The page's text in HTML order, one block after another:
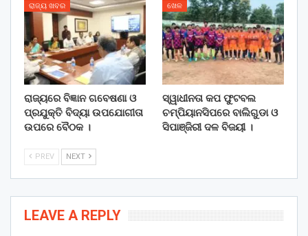
ରାଜ୍ୟ ଖବର
ରାଜ୍ୟରେ ବିଜ୍ଞାନ ଗବେଷଣା ଓ
ପ୍ରଯୁକ୍ତି ବିଦ୍ୟା ଉପଯୋଗୀତା
ଉପରେ ବୈଠକ ।
ଖେଳ
ସ୍ୱାଧୀନତା କପ ଫୁଟବଲ
ଚମ୍ପିୟାନସିପରେ ବାଲିଗୁଡା ଓ
ସିପାଞ୍ଜିରୀ ଦଳ ବିଜୟୀ ।
PREV NEXT
LEAVE A REPLY